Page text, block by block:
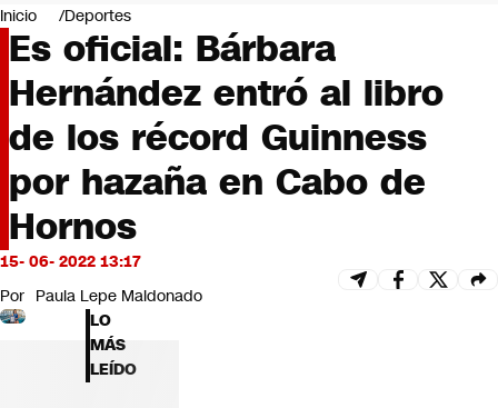
Negocios
Deportes
Programas completos
Cultura
Servicios
Bits
CNN tiempo
Futuro 360
Opinión
Inicio Deportes
Es oficial: Bárbara
Hernández entró al libro
de los récord Guinness
por hazaña en Cabo de
Hornos
15- 06- 2022 13:17
Por Paula Lepe Maldonado
LO
MÁS
LEÍDO